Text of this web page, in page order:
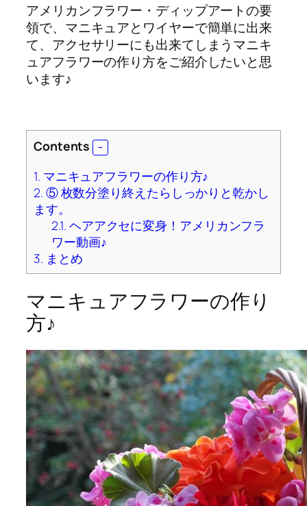
アメリカンフラワー・ディップアートの要
領で、マニキュアとワイヤーで簡単に出来
て、アクセサリーにも出来てしまうマニキ
ュアフラワーの作り方をご紹介したいと思
います♪
Contents
1. マニキュアフラワーの作り方♪
2. ⑤ 枚数分塗り終えたらしっかりと乾かし
ます。
2.1. ヘアアクセに変身！アメリカンフラ
ワー動画♪
3. まとめ
マニキュアフラワーの作り
方♪